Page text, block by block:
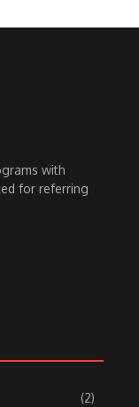
with
for referring
(2)